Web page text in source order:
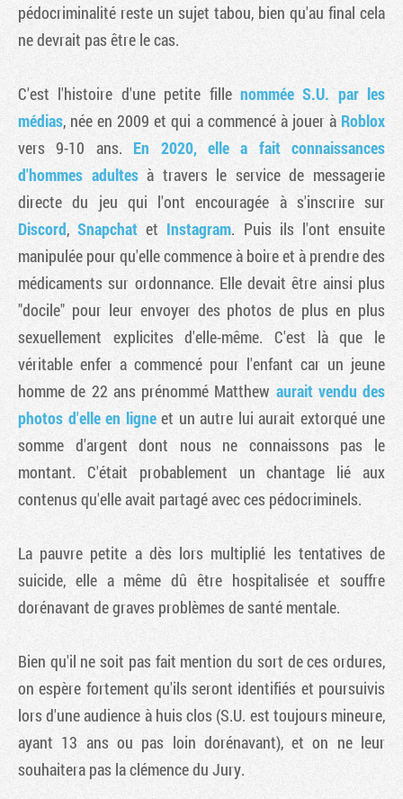
pédocriminalité reste un sujet tabou, bien qu'au final cela
ne devrait pas être le cas.
C'est l'histoire d'une petite fille nommée S.U. par les
médias, née en 2009 et qui a commencé à jouer à Roblox
vers 9-10 ans. En 2020, elle a fait connaissances
d'hommes adultesà travers le service de messagerie
directe du jeu qui l'ont encouragée à s'inscrire sur
Discord,Snapchat et Instagram. Puis ils l'ont ensuite
manipulée pour qu'elle commence à boire et à prendre des
médicaments sur ordonnance. Elle devait être ainsi plus
"docile" pour leur envoyer des photos de plus en plus
sexuellement explicites d'elle-même. C'est là que le
véritable enfer a commencé pour l'enfant car un jeune
homme de 22 ans prénommé Matthew aurait vendu des
photos d'elle en ligneet un autre lui aurait extorqué une
somme d'argent dont nous ne connaissons pas le
montant. C'était probablement un chantage lié aux
contenus qu'elle avait partagé avec ces pédocriminels.
La pauvre petite a dès lors multiplié les tentatives de
suicide, elle a même dû être hospitalisée et souffre
dorénavant de graves problèmes de santé mentale.
Bien qu'il ne soit pas fait mention du sort de ces ordures,
on espère fortement qu'ils seront identifiés et poursuivis
lors d'une audience à huis clos (S.U. est toujours mineure,
ayant 13 ans ou pas loin dorénavant), et on ne leur
souhaitera pas la clémence du Jury.